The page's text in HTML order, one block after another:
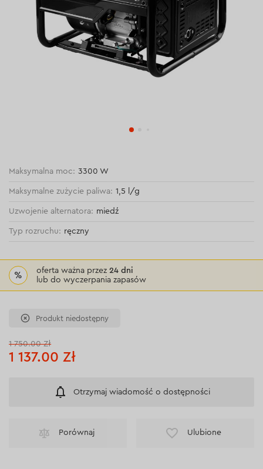
Maksymalna moc: 3300 W
Maksymalne zużycie paliwa: 1,5 l/g
Uzwojenie alternatora: miedź
Typ rozruchu: ręczny
% oferta ważna przez24 dni
lub do wyczerpania zapasów
Produkt niedostępny
1 137.00 Zł
1 750.00 Zł
Otrzymaj wiadomość o dostępności
Porównaj Ulubione